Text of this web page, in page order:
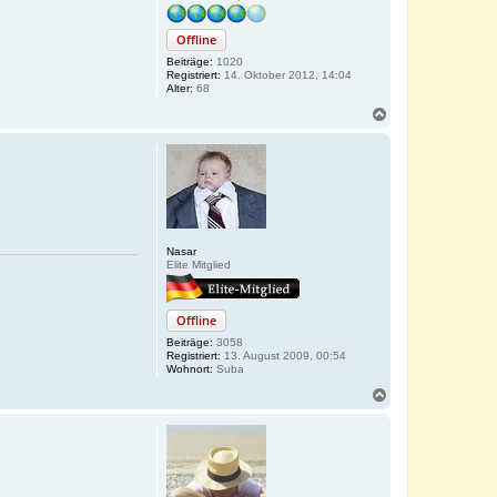
Offline
Beiträge: 1020
Registriert: 14. Oktober 2012, 14:04
Alter: 68
Nasar
Elite Mitglied
Offline
Beiträge: 3058
Registriert: 13. August 2009, 00:54
Wohnort: Suba